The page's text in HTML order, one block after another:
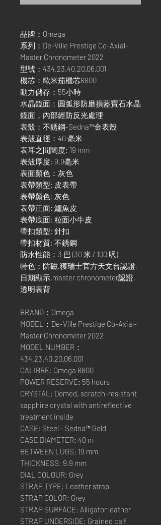
品牌：Omega
系列：De-Ville Prestige Co-Axial-
Master Chronometer 2022
型號：434.23.40.20.06.001
機芯：歐米茄機芯8800
動力儲存：55小時
水晶鏡面：圓弧形防磨損藍寶石水晶
鏡面，內部經防反光處理
表殼：不銹鋼-Sedna™金表殼
表殼直徑：40 毫米
表耳之間闊度: 19 mm
表殼厚度: 9.9毫米
表面顏色：灰色
表帶類型: 皮表帶
表帶顏色: 灰色
表帶正面: 鱷魚皮
表帶底面: 粒面小牛皮
帶扣類型: 針扣
帶扣材質: 不銹鋼
防水性能：3 巴 (30 米 / 100 呎)
特色：防磁,獲瑞士官方天文台認證,
日期顯示,master chronometer認證,
透明表背
BRAND：Omega
MODEL：De-Ville Prestige Co-Axial-
Master Chronometer 2022
MODEL NUMBER：
434.23.40.20.06.001
CALIBRE: Omega 8800
POWER RESERVE: 55 hours
CRYSTAL: Domed, scratch-resistant
sapphire crystal with antireflective
treatment inside
CASE: Steel - Sedna™ Gold
CASE DIAMETER: 40 m
BETWEEN LUGS: 19 mm
THICKNESS: 9.9 mm
DIAL COLOUR: Grey
STRAP TYPE: Leather strap
STRAP COLOR: Grey
STRAP SURFACE: Alligator leather
STRAP UNDERSIDE: Grained calf